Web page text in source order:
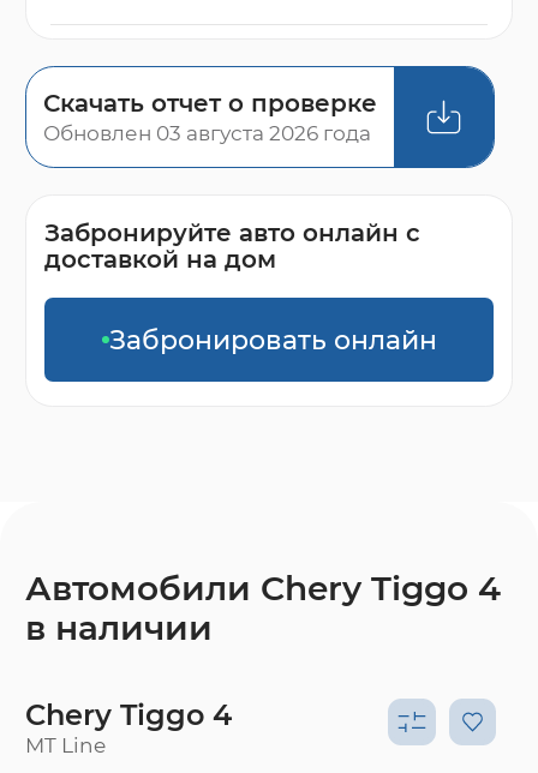
Скачать отчет о проверке
Обновлен 03 августа 2026 года
Забронируйте авто онлайн с
доставкой на дом
Забронировать онлайн
Автомобили Chery Tiggo 4
в наличии
Chery Tiggo 4
MT Line